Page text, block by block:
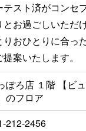
スト済がコンセ
お過ごしいただ
おひとりに合っ
案いたします。
ぽろ店 １階 【ビ
のフロア
212-2456